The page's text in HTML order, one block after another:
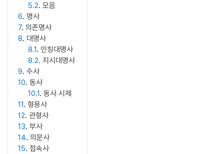
5.2 모음
6 명사
7 의존명사
8 대명사
8.1 인칭대명사
8.2 지시대명사
9 수사
10 동사
10.1 동사 시제
11 형용사
12 관형사
13 부사
14 의문사
15 접속사